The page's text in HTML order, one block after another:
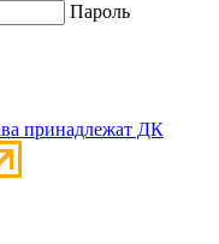
Пароль
принадлежат ДК